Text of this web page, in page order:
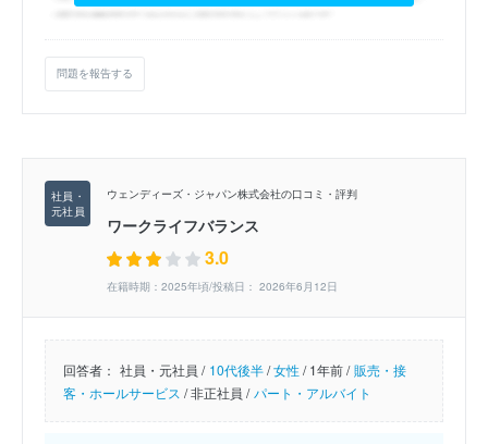
問題を報告する
ウェンディーズ・ジャパン株式会社の口コミ・評判
ワークライフバランス
3.0
在籍時期：2025年頃/投稿日： 2026年6月12日
回答者： 社員・元社員 / 10代後半/女性/1年前 / 販売・接
客・ホールサービス /非正社員 / パート・アルバイト